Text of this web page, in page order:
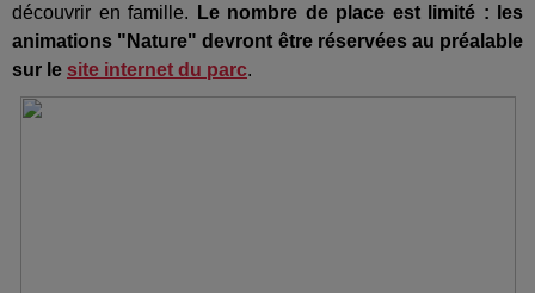
découvrir en famille.
Le nombre de place est limité : les
animations "Nature" devront être réservées au préalable
sur le site internet du parc.